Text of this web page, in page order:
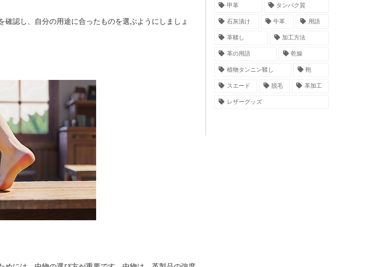
確認し、自分の用途に合ったものを選ぶようにしましょ
甲革 タンパク質
石灰漬け 牛革 用語
革鞣し 加工方法
革の用語 乾燥
植物タンニン鞣し 鞄
スエード 脱毛 革加工
レザーグッズ